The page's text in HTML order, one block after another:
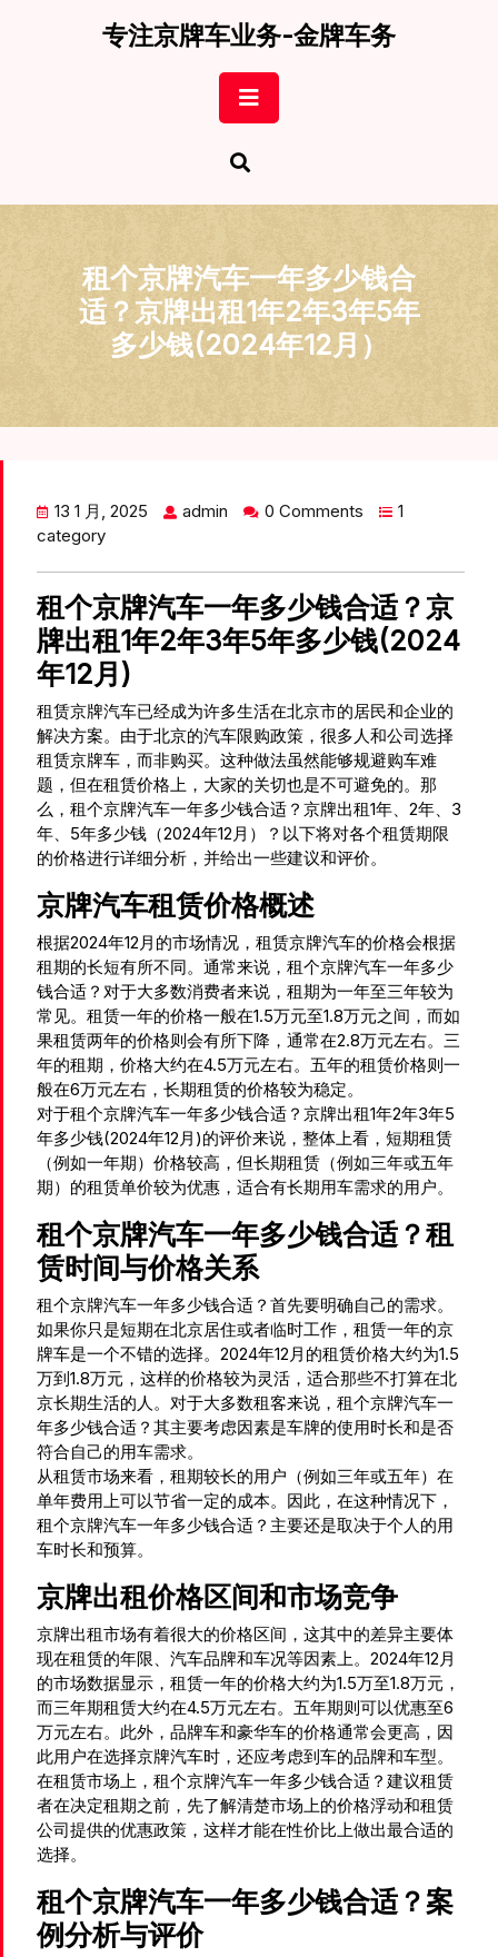
专注京牌车业务-金牌车务
Button
租个京牌汽车一年多少钱合
适？京牌出租1年2年3年5年
多少钱(2024年12月）
13 1 月, 2025 admin 0 Comments
1
category
租个京牌汽车一年多少钱合适？京
牌出租1年2年3年5年多少钱(2024
年12月)
租赁京牌汽车已经成为许多生活在北京市的居民和企业的
解决方案。由于北京的汽车限购政策，很多人和公司选择
租赁京牌车，而非购买。这种做法虽然能够规避购车难
题，但在租赁价格上，大家的关切也是不可避免的。那
么，租个京牌汽车一年多少钱合适？京牌出租1年、2年、3
年、5年多少钱（2024年12月）？以下将对各个租赁期限
的价格进行详细分析，并给出一些建议和评价。
京牌汽车租赁价格概述
根据2024年12月的市场情况，租赁京牌汽车的价格会根据
租期的长短有所不同。通常来说，租个京牌汽车一年多少
钱合适？对于大多数消费者来说，租期为一年至三年较为
常见。租赁一年的价格一般在1.5万元至1.8万元之间，而如
果租赁两年的价格则会有所下降，通常在2.8万元左右。三
年的租期，价格大约在4.5万元左右。五年的租赁价格则一
般在6万元左右，长期租赁的价格较为稳定。
对于租个京牌汽车一年多少钱合适？京牌出租1年2年3年5
年多少钱(2024年12月)的评价来说，整体上看，短期租赁
（例如一年期）价格较高，但长期租赁（例如三年或五年
期）的租赁单价较为优惠，适合有长期用车需求的用户。
租个京牌汽车一年多少钱合适？租
赁时间与价格关系
租个京牌汽车一年多少钱合适？首先要明确自己的需求。
如果你只是短期在北京居住或者临时工作，租赁一年的京
牌车是一个不错的选择。2024年12月的租赁价格大约为1.5
万到1.8万元，这样的价格较为灵活，适合那些不打算在北
京长期生活的人。对于大多数租客来说，租个京牌汽车一
年多少钱合适？其主要考虑因素是车牌的使用时长和是否
符合自己的用车需求。
从租赁市场来看，租期较长的用户（例如三年或五年）在
单年费用上可以节省一定的成本。因此，在这种情况下，
租个京牌汽车一年多少钱合适？主要还是取决于个人的用
车时长和预算。
京牌出租价格区间和市场竞争
京牌出租市场有着很大的价格区间，这其中的差异主要体
现在租赁的年限、汽车品牌和车况等因素上。2024年12月
的市场数据显示，租赁一年的价格大约为1.5万至1.8万元，
而三年期租赁大约在4.5万元左右。五年期则可以优惠至6
万元左右。此外，品牌车和豪华车的价格通常会更高，因
此用户在选择京牌汽车时，还应考虑到车的品牌和车型。
在租赁市场上，租个京牌汽车一年多少钱合适？建议租赁
者在决定租期之前，先了解清楚市场上的价格浮动和租赁
公司提供的优惠政策，这样才能在性价比上做出最合适的
选择。
租个京牌汽车一年多少钱合适？案
例分析与评价